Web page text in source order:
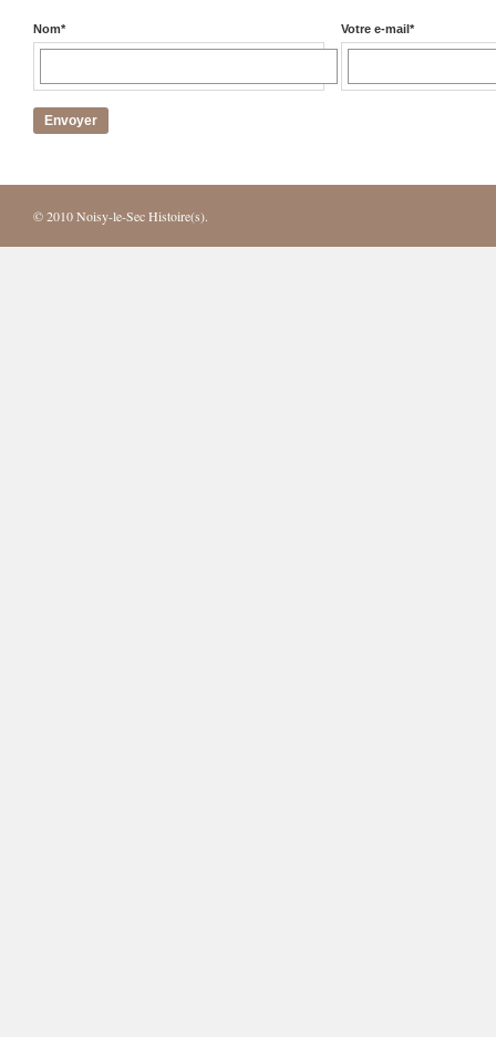
Nom* Votre e-mail*
© 2010Noisy-le-Sec Histoire(s).